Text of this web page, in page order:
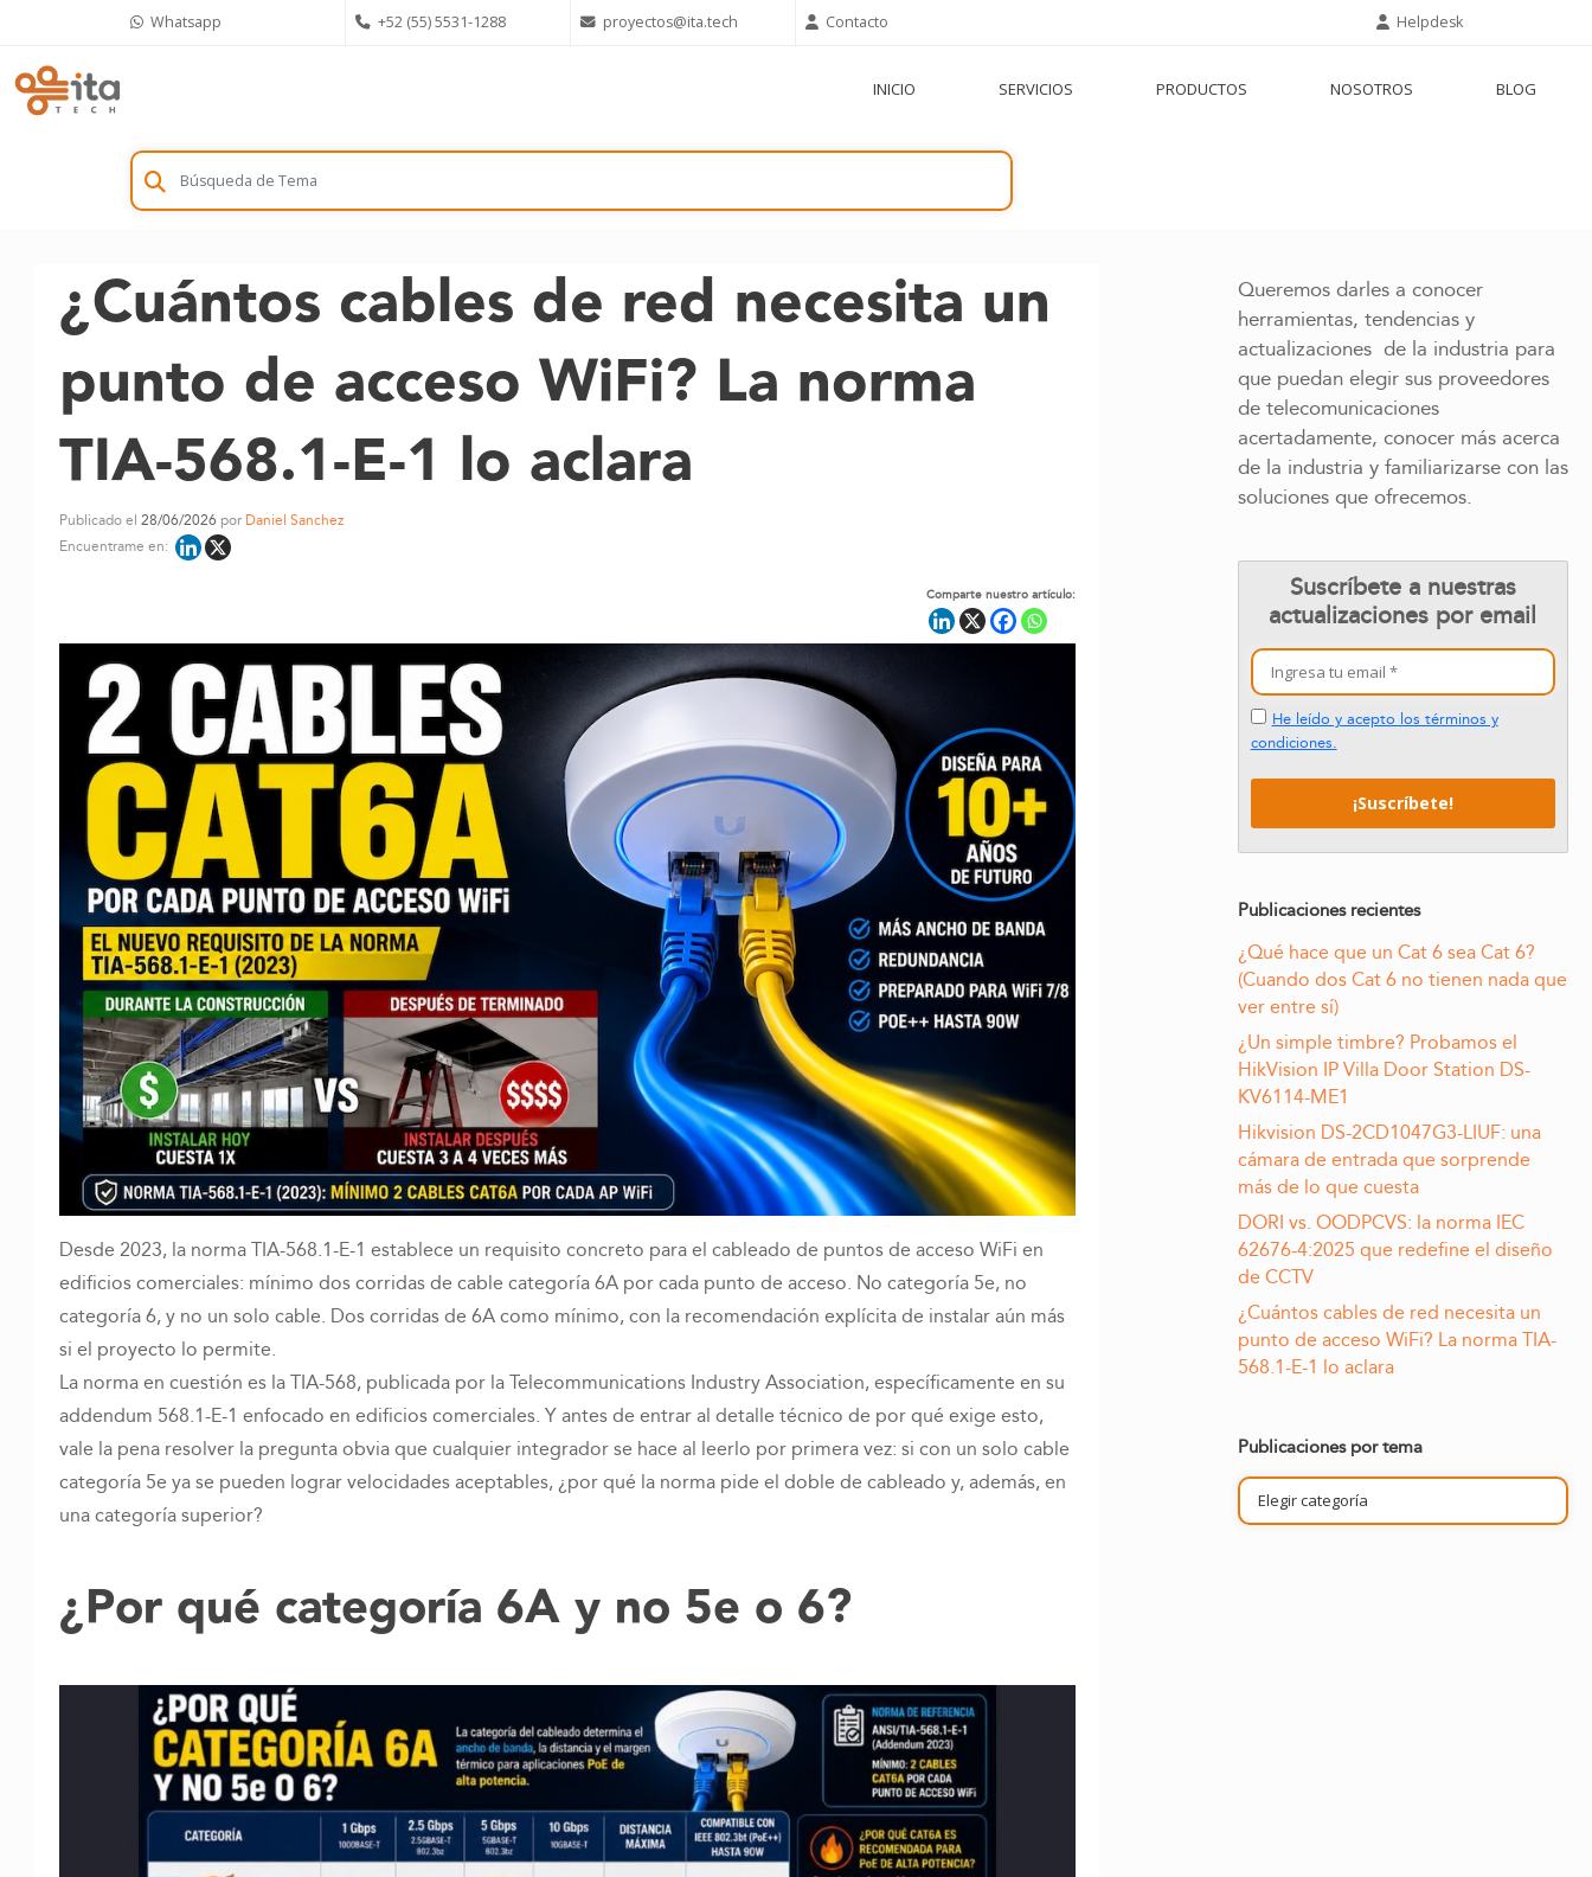
Whatsapp +52 (55) 5531-1288 proyectos@ita.tech Contacto Helpdesk
INICIO SERVICIOS PRODUCTOS NOSOTROS BLOG
¿Cuántos cables de red necesita un
punto de acceso WiFi? La norma
TIA-568.1-E-1 lo aclara
Publicado el 28/06/2026 por Daniel Sanchez
Encuentrame en:
Comparte nuestro artículo:
Desde 2023, la norma TIA-568.1-E-1 establece un requisito concreto para el cableado de puntos de acceso WiFi en
edificios comerciales: mínimo dos corridas de cable categoría 6A por cada punto de acceso. No categoría 5e, no
categoría 6, y no un solo cable. Dos corridas de 6A como mínimo, con la recomendación explícita de instalar aún más
si el proyecto lo permite.
La norma en cuestión es la TIA-568, publicada por la Telecommunications Industry Association, específicamente en su
addendum 568.1-E-1 enfocado en edificios comerciales. Y antes de entrar al detalle técnico de por qué exige esto,
vale la pena resolver la pregunta obvia que cualquier integrador se hace al leerlo por primera vez: si con un solo cable
categoría 5e ya se pueden lograr velocidades aceptables, ¿por qué la norma pide el doble de cableado y, además, en
una categoría superior?
¿Por qué categoría 6A y no 5e o 6?
Queremos darles a conocer
herramientas, tendencias y
actualizaciones de la industria para
que puedan elegir sus proveedores
de telecomunicaciones
acertadamente, conocer más acerca
de la industria y familiarizarse con las
soluciones que ofrecemos.
Suscríbete a nuestras
actualizaciones por email
He leído y acepto los términos y
condiciones.
Publicaciones recientes
¿Qué hace que un Cat 6 sea Cat 6?
(Cuando dos Cat 6 no tienen nada que
ver entre sí)
¿Un simple timbre? Probamos el
HikVision IP Villa Door Station DS-
KV6114-ME1
Hikvision DS-2CD1047G3-LIUF: una
cámara de entrada que sorprende
más de lo que cuesta
DORI vs. OODPCVS: la norma IEC
62676-4:2025 que redefine el diseño
de CCTV
¿Cuántos cables de red necesita un
punto de acceso WiFi? La norma TIA-
568.1-E-1 lo aclara
Publicaciones por tema
Publicaciones
por
tema